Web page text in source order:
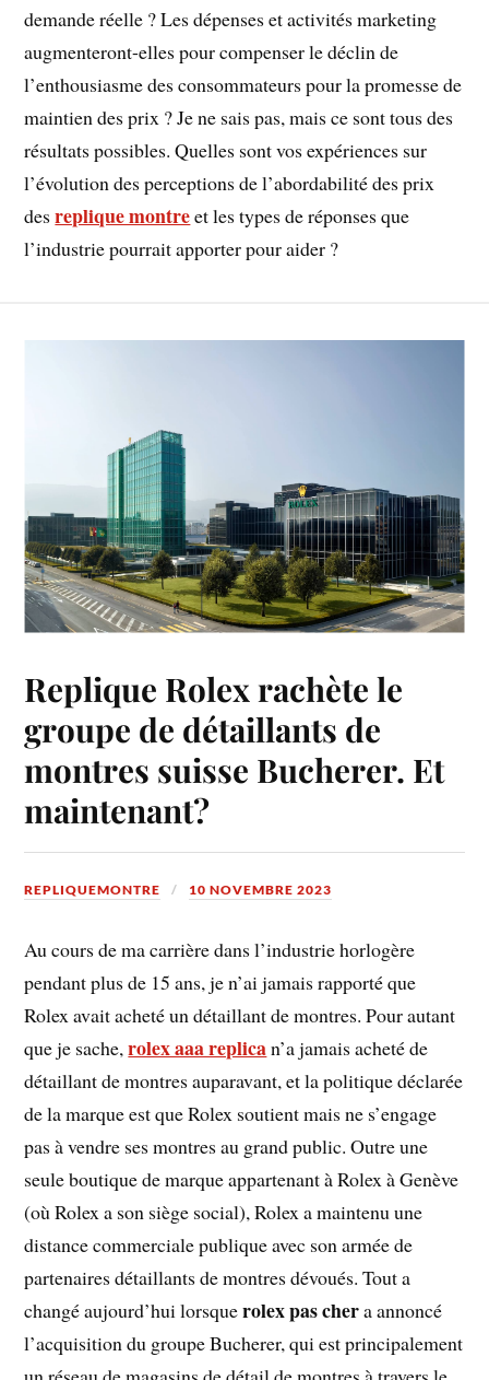
demande réelle ? Les dépenses et activités marketing
augmenteront-elles pour compenser le déclin de
l’enthousiasme des consommateurs pour la promesse de
maintien des prix ? Je ne sais pas, mais ce sont tous des
résultats possibles. Quelles sont vos expériences sur
l’évolution des perceptions de l’abordabilité des prix
desreplique montreet les types de réponses que
l’industrie pourrait apporter pour aider ?
Replique Rolex rachète le
groupe de détaillants de
montres suisse Bucherer. Et
maintenant?
REPLIQUEMONTRE 10 NOVEMBRE 2023
Au cours de ma carrière dans l’industrie horlogère
pendant plus de 15 ans, je n’ai jamais rapporté que
Rolex avait acheté un détaillant de montres. Pour autant
que je sache,rolex aaa replican’a jamais acheté de
détaillant de montres auparavant, et la politique déclarée
de la marque est que Rolex soutient mais ne s’engage
pas à vendre ses montres au grand public. Outre une
seule boutique de marque appartenant à Rolex à Genève
(où Rolex a son siège social), Rolex a maintenu une
distance commerciale publique avec son armée de
partenaires détaillants de montres dévoués. Tout a
changé aujourd’hui lorsquerolex pas chera annoncé
l’acquisition du groupe Bucherer, qui est principalement